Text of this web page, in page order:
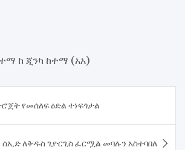
ከ ጂንካ ከተማ (አአ)
የመሰለፍ ዕድል ተነፍጎታል
ሰኢድ ለቅዱስ ጊዮርጊስ ፈርሟል መባሉን አስተባበለ